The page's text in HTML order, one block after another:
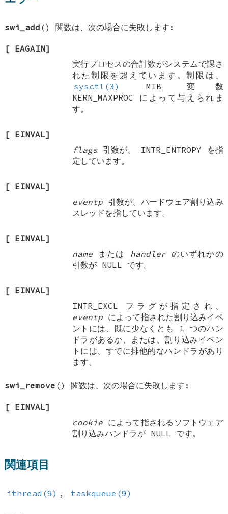
swi_add () 関数は、次の場合に失敗します:
[ EAGAIN]
実行プロセスの合計数がシステムで課さ
れた制限を超えています。制限は、
sysctl(3)
MIB 変数
KERN_MAXPROC によって与えられま
す。
[ EINVAL]
flags引数が、 INTR_ENTROPY を指
定しています。
[ EINVAL]
eventp引数が、ハードウェア割り込み
スレッドを指しています。
[ EINVAL]
nameまたは handlerのいずれかの
引数が NULL です。
[ EINVAL]
INTR_EXCL フラグが指定され、
eventpによって指された割り込みイベ
ントには、既に少なくとも 1 つのハン
ドラがあるか、または、割り込みイベン
トには、すでに排他的なハンドラがあり
ます。
swi_remove () 関数は、次の場合に失敗します:
[ EINVAL]
cookieによって指されるソフトウェア
割り込みハンドラが NULL です。
関連項目
ithread(9) , taskqueue(9)